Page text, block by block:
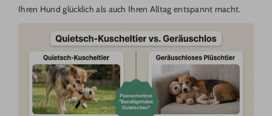
Ihren Hund glücklich als auch Ihren Alltag entspannt macht.